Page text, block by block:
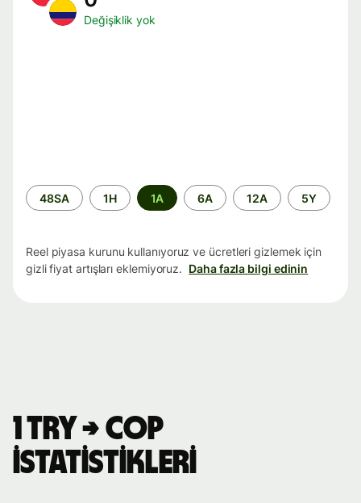
Değişiklik yok
Zaman
aralığı
48SA 1H 1A 6A 12A 5Y
Reel piyasa kurunu kullanıyoruz ve ücretleri gizlemek için
gizli fiyat artışları eklemiyoruz. Daha fazla bilgi edinin
1 TRY → COP
istatistikleri